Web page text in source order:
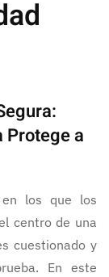
Protege a
los que los
centro de una
cuestionado y
En este